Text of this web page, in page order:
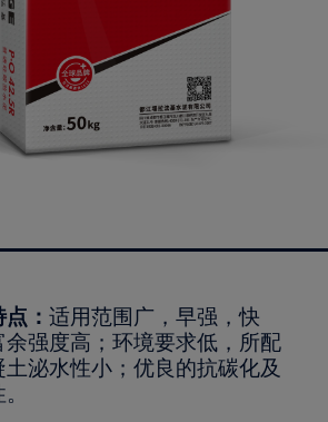
： 适用范围广，早强，快
余强度高；环境要求低，所配
土泌水性小；优良的抗碳化及